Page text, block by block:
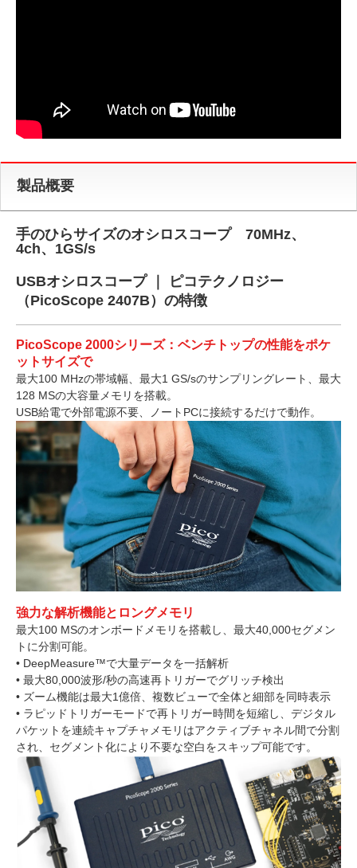
製品概要
手のひらサイズのオシロスコープ 70MHz、
4ch、1GS/s
USBオシロスコープ ｜ ピコテクノロジー
（PicoScope 2407B）の特徴
PicoScope 2000シリーズ：ベンチトップの性能をポケ
ットサイズで
最大100 MHzの帯域幅、最大1 GS/sのサンプリングレート、最大
128 MSの大容量メモリを搭載。
USB給電で外部電源不要、ノートPCに接続するだけで動作。
強力な解析機能とロングメモリ
最大100 MSのオンボードメモリを搭載し、最大40,000セグメン
トに分割可能。
• DeepMeasure™で大量データを一括解析
• 最大80,000波形/秒の高速再トリガーでグリッチ検出
• ズーム機能は最大1億倍、複数ビューで全体と細部を同時表示
• ラピッドトリガーモードで再トリガー時間を短縮し、デジタル
パケットを連続キャプチャメモリはアクティブチャネル間で分割
され、セグメント化により不要な空白をスキップ可能です。